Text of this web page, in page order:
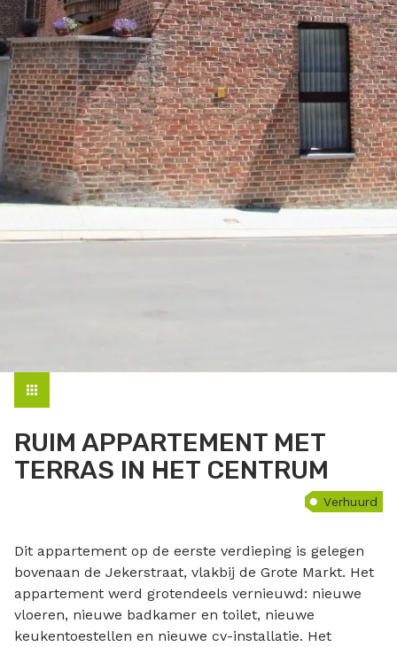
RUIM APPARTEMENT MET
TERRAS IN HET CENTRUM
Verhuurd
Dit appartement op de eerste verdieping is gelegen
bovenaan de Jekerstraat, vlakbij de Grote Markt. Het
appartement werd grotendeels vernieuwd: nieuwe
vloeren, nieuwe badkamer en toilet, nieuwe
keukentoestellen en nieuwe cv-installatie. Het